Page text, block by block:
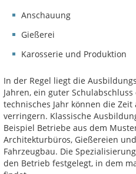
Anschauung
Gießerei
Karosserie und Produktion
In der Regel liegt die
Jahren, ein guter
technisches Jahr können die
verringern. Klassische
Beispiel Betriebe aus dem
Architekturbüros, Gießereien
Fahrzeugbau. Die
den Betrieb festgelegt, in dem